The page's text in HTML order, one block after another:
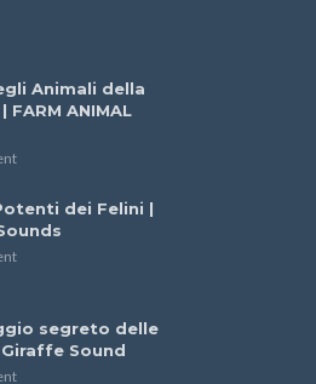
Animali della
ANIMAL
dei Felini |
segreto delle
Sound